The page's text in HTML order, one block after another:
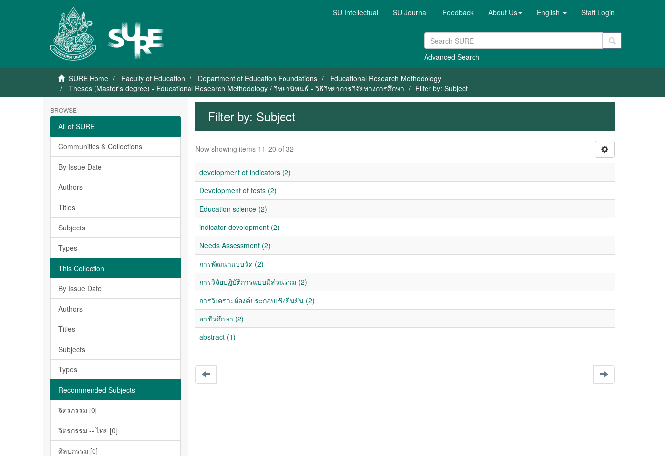
SU Intellectual SU Journal Feedback About Us English Staff Login
Advanced Search
SURE Home Faculty of Education Department of Education Foundations
Educational Research Methodology
Theses (Master's degree) - Educational Research Methodology / วิทยานิพนธ์ - วิธีวิทยาการวิจัยทางการศึกษา
Filter by: Subject
BROWSE
All of SURE
Communities & Collections
By Issue Date
Authors
Titles
Subjects
Types
This Collection
By Issue Date
Authors
Titles
Subjects
Types
Recommended Subjects
จิตรกรรม [0]
จิตรกรรม -- ไทย [0]
ศิลปกรรม [0]
Filter by: Subject
Now showing items 11-20 of 32
development of indicators (2)
Development of tests (2)
Education science (2)
indicator development (2)
Needs Assessment (2)
การพัฒนาแบบวัด (2)
การวิจัยปฏิบัติการแบบมีส่วนร่วม (2)
การวิเคราะห์องค์ประกอบเชิงยืนยัน (2)
อาชีวศึกษา (2)
abstract (1)